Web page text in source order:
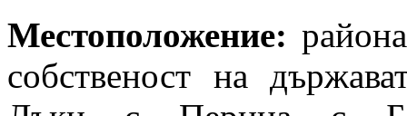
Местоположение:
собственост на